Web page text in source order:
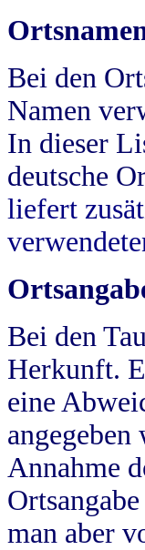
Bei den
Namen
In dieser
deutsche
liefert
Bei den
Herkunft.
eine
Annahme
man aber